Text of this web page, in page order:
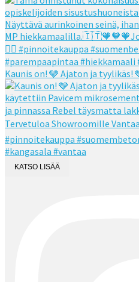
Kaunis on! 🩶 Ajaton ja tyylikäs!
KATSO LISÄÄ